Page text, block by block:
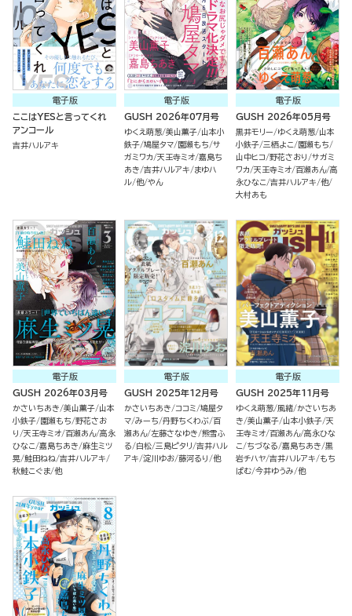
電子版
ここはYESと言ってくれ
アンコール
吉井ハルアキ
電子版
GUSH 2026年07月号
ゆくえ萌葱 美山薫子 山本小
鉄子 鳩屋タマ 園瀬もち サ
ガミワカ 天王寺ミオ 嘉島ち
あき 吉井ハルアキ
まゆハ
ル 他 やん
電子版
GUSH 2026年05月号
黒井モリー ゆくえ萌葱 山本
小鉄子 三栖よこ
園瀬もち
山中ヒコ 野花さおり
サガミ
ワカ 天王寺ミオ 百瀬あん 高
永ひなこ 吉井ハルアキ 他
大村あも
電子版
GUSH 2026年03月号
かさいちあき 美山薫子 山本
小鉄子 園瀬もち 野花さお
り
天王寺ミオ 百瀬あん 高永
ひなこ 嘉島ちあき
麻生ミツ
晃 鮭田ねね 吉井ハルアキ
秋鮭こぐま 他
電子版
GUSH 2025年12月号
かさいちあき ココミ 鳩屋タ
マ みーち 丹野ちくわぶ 百
瀬あん 左藤さなゆき 熊雪ふ
る
白松 三島ピタリ
吉井ハル
アキ 淀川ゆお 藤河るり 他
電子版
GUSH 2025年11月号
ゆくえ萌葱 風緒 かさいちあ
き 美山薫子 山本小鉄子 天
王寺ミオ 百瀬あん 高永ひな
こ
ちづなる 嘉島ちあき 黒
岩チハヤ 吉井ハルアキ
もち
ぱむ 今井ゆうみ 他